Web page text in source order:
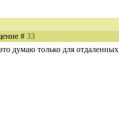
# 33
думаю только для отдаленных